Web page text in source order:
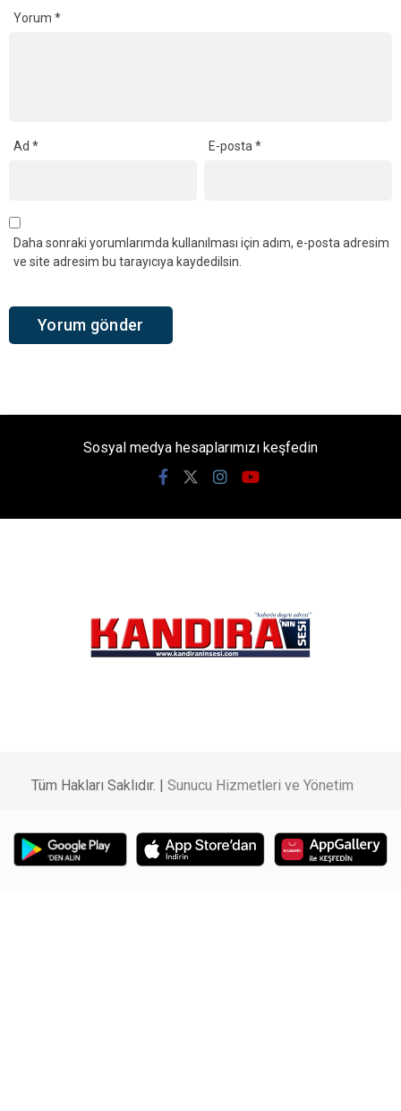
Yorum *
Ad * E-posta*
Daha sonraki yorumlarımda kullanılması için adım, e-posta adresim
ve site adresim bu tarayıcıya kaydedilsin.
Sosyal medya hesaplarımızı keşfedin
Tüm Hakları Saklıdır. | Sunucu Hizmetleri ve Yönetim